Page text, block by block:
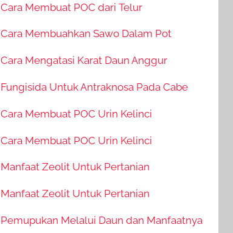
Cara Membuat POC dari Telur
Cara Membuahkan Sawo Dalam Pot
Cara Mengatasi Karat Daun Anggur
Fungisida Untuk Antraknosa Pada Cabe
Cara Membuat POC Urin Kelinci
Cara Membuat POC Urin Kelinci
Manfaat Zeolit Untuk Pertanian
Manfaat Zeolit Untuk Pertanian
Pemupukan Melalui Daun dan Manfaatnya